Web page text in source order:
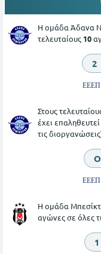
Η ομάδα Άδανα
τελευταίους 10
2
Στους
έχει επαληθευτεί
τις
O
Η ομάδα
αγώνες σε όλες
1